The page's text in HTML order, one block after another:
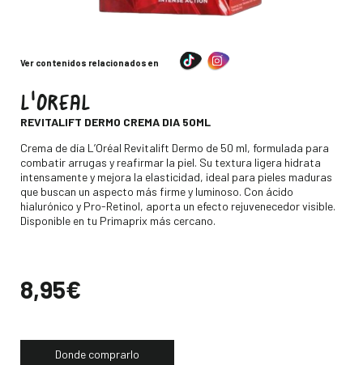
Ver contenidos relacionados en
L'OREAL
REVITALIFT DERMO CREMA DIA 50ML
Descripción
Crema de día L’Oréal Revitalift Dermo de 50 ml, formulada para
combatir arrugas y reafirmar la piel. Su textura ligera hidrata
intensamente y mejora la elasticidad, ideal para pieles maduras
que buscan un aspecto más firme y luminoso. Con ácido
hialurónico y Pro-Retinol, aporta un efecto rejuvenecedor visible.
Disponible en tu Primaprix más cercano.
Precio
8,95€
Donde comprarlo